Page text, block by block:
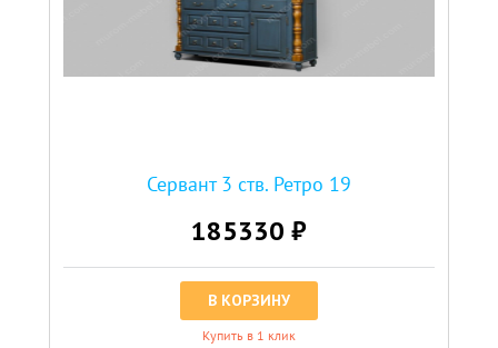
Сервант 3 ств. Ретро 19
185330 ₽
В КОРЗИНУ
Купить в 1 клик